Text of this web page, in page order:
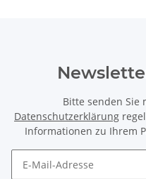
Bitte senden Sie
Datenschutzerklärung
Informationen zu Ihrem